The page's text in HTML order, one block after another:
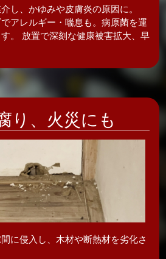
し、かゆみや皮膚炎の原因に。
アレルギー・喘息も。病原菌を運
。 放置で深刻な健康被害拡大、早
り、 火災にも
に侵入し、木材や断熱材を劣化さ